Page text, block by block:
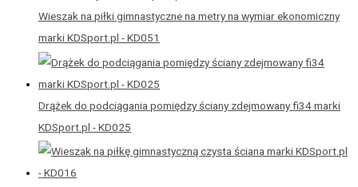
Wieszak na piłki gimnastyczne na metry na wymiar ekonomiczny
marki KDSport.pl - KD051
Drążek do podciągania pomiędzy ściany zdejmowany fi34 marki
KDSport.pl - KD025